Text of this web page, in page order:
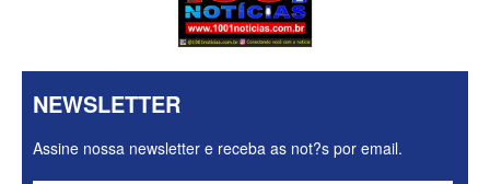
NEWSLETTER
Assine nossa newsletter e receba as not?s por email.